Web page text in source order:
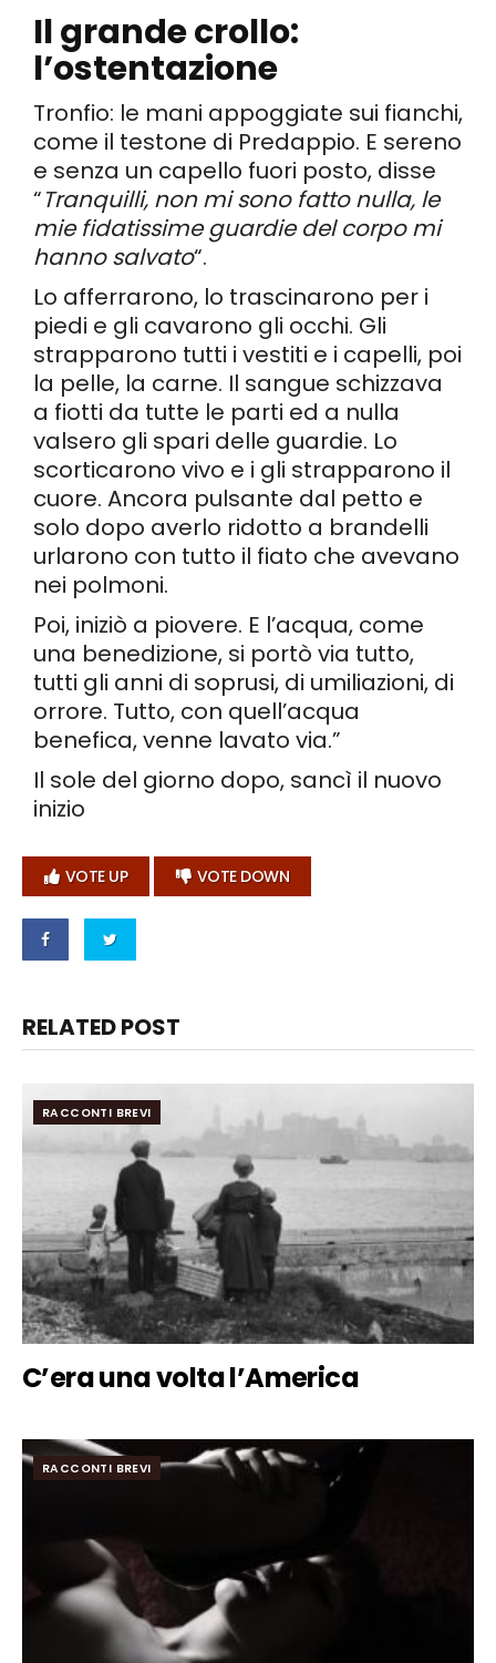
Il grande crollo:
l’ostentazione
Tronfio: le mani appoggiate sui fianchi,
come il testone di Predappio. E sereno
e senza un capello fuori posto, disse
“Tranquilli, non mi sono fatto nulla, le
mie fidatissime guardie del corpo mi
hanno salvato“.
Lo afferrarono, lo trascinarono per i
piedi e gli cavarono gli occhi. Gli
strapparono tutti i vestiti e i capelli, poi
la pelle, la carne. Il sangue schizzava
a fiotti da tutte le parti ed a nulla
valsero gli spari delle guardie. Lo
scorticarono vivo e i gli strapparono il
cuore. Ancora pulsante dal petto e
solo dopo averlo ridotto a brandelli
urlarono con tutto il fiato che avevano
nei polmoni.
Poi, iniziò a piovere. E l’acqua, come
una benedizione, si portò via tutto,
tutti gli anni di soprusi, di umiliazioni, di
orrore. Tutto, con quell’acqua
benefica, venne lavato via.”
Il sole del giorno dopo, sancì il nuovo
inizio
VOTE UP VOTE DOWN
RELATED POST
RACCONTI BREVI
C’era una volta l’America
RACCONTI BREVI